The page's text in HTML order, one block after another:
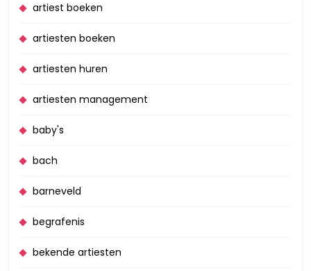
artiest boeken
artiesten boeken
artiesten huren
artiesten management
baby's
bach
barneveld
begrafenis
bekende artiesten